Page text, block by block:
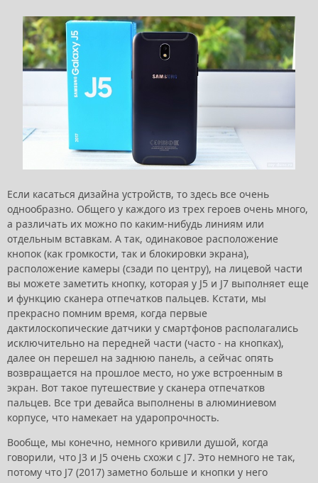
Если касаться дизайна устройств, то здесь все очень
однообразно. Общего у каждого из трех героев очень много,
а различать их можно по каким-нибудь линиям или
отдельным вставкам. А так, одинаковое расположение
кнопок (как громкости, так и блокировки экрана),
расположение камеры (сзади по центру), на лицевой части
вы можете заметить кнопку, которая у J5 и J7 выполняет еще
и функцию сканера отпечатков пальцев. Кстати, мы
прекрасно помним время, когда первые
дактилоскопические датчики у смартфонов располагались
исключительно на передней части (часто - на кнопках),
далее он перешел на заднюю панель, а сейчас опять
возвращается на прошлое место, но уже встроенным в
экран. Вот такое путешествие у сканера отпечатков
пальцев. Все три девайса выполнены в алюминиевом
корпусе, что намекает на ударопрочность.
Вообще, мы конечно, немного кривили душой, когда
говорили, что J3 и J5 очень схожи с J7. Это немного не так,
потому что J7 (2017) заметно больше и кнопки у него